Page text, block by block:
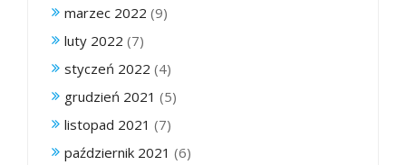
marzec 2022 (9)
luty 2022 (7)
styczeń 2022 (4)
grudzień 2021 (5)
listopad 2021 (7)
październik 2021 (6)